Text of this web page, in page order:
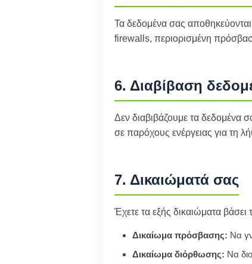
Τα δεδομένα σας
firewalls, περιορισμένη
6. Διαβίβαση
Δεν διαβιβάζουμε τα δεδομένα
σε παρόχους ενέργειας για τη
7. Δικαιώματά σας
Έχετε τα εξής δικαιώματα βάσει
Δικαίωμα πρόσβασης: Να
Δικαίωμα διόρθωσης: Να